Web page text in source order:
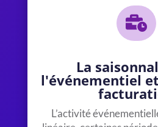

La
l'événementiel
L’activité